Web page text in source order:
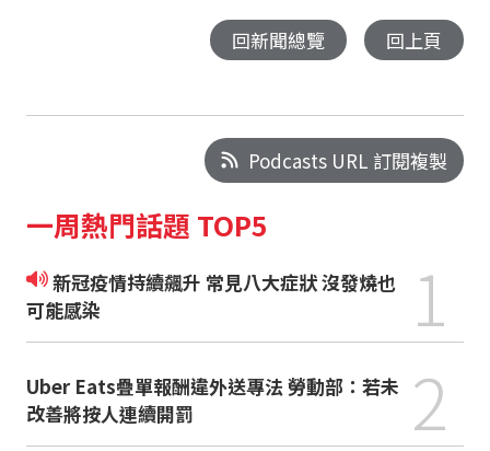
回新聞總覽 回上頁
Podcasts URL 訂閱複製
一周熱門話題 TOP5
新冠疫情持續飆升 常見八大症狀 沒發燒也
可能感染
1
Uber Eats疊單報酬違外送專法 勞動部：若未
改善將按人連續開罰
2